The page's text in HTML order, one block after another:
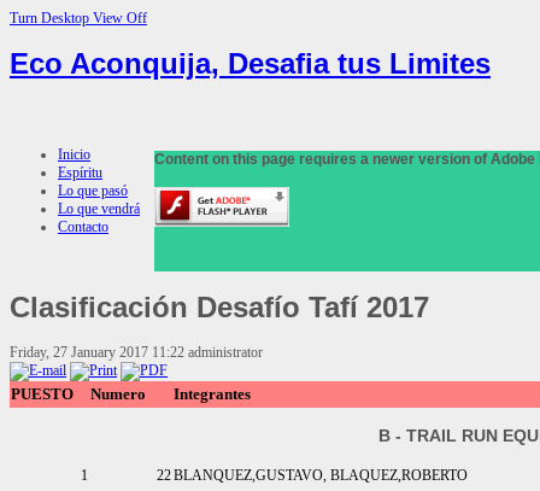
Turn Desktop View Off
Eco Aconquija, Desafia tus Limites
Inicio
Espíritu
Lo que pasó
Lo que vendrá
Contacto
Content on this page requires a newer version of Adobe
Clasificación Desafío Tafí 2017
Friday, 27 January 2017 11:22 administrator
PUESTO Numero Integrantes
B - TRAIL RUN
1 22BLANQUEZ,GUSTAVO, BLAQUEZ,ROBERTO